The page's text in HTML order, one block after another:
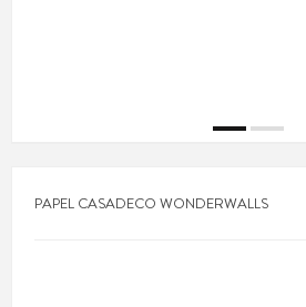
PAPEL CASADECO WONDERWALLS